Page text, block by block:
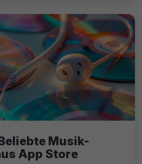
Musik-
App Store